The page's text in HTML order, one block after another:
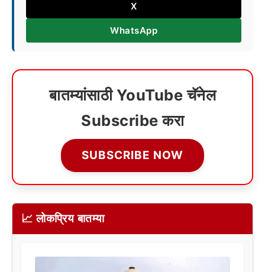
X
WhatsApp
बातम्यांसाठी YouTube चॅनेल
Subscribe करा
SUBSCRIBE NOW
📈 लोकप्रिय बातम्या